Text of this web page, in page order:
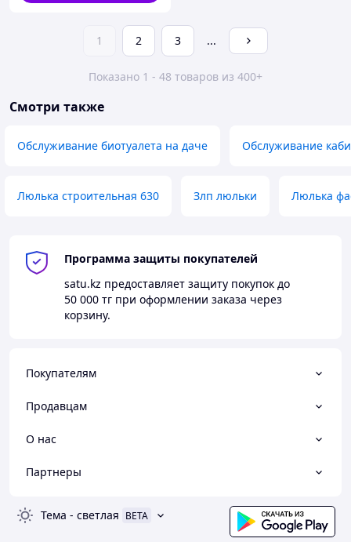
1 2 3 ...
Показано 1 - 48 товаров из 400+
Смотри также
Обслуживание биотуалета на даче Обслуживание
Люлька строительная 630 Злп люльки Люлька
Программа защиты покупателей
satu.kz предоставляет защиту покупок до
50 000 тг при оформлении заказа через
корзину.
Покупателям
Продавцам
О нас
Партнеры
Тема - светлая BETA